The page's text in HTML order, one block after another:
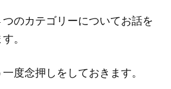
のカテゴリーについてお話を
。
度念押しをしておきます。